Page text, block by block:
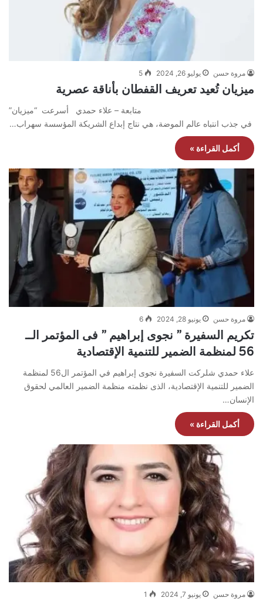
مروة حسن يوليو 26, 2024 5
ميزيان تُعيد تعريف القفطان بأناقة عصرية
متابعة – علاء حمدي أسرعت “ميزيان”
في جذب انتباه عالم الموضة، هي نتاج إبداع الشريكة المؤسسة سهراب…
أكمل القراءة »
مروة حسن يونيو 28, 2024 6
تكريم السفيرة ” نجوى إبراهيم ” فى المؤتمر الــ
56 لمنظمة الضمير للتنمية الإقتصادية
علاء حمدي شلركت السفيرة نجوى إبراهيم في المؤتمر ال56 لمنظمة
الضمير للتنمية الإقتصادية، الذى نظمته منظمة الضمير العالمي لحقوق
الإنسان…
أكمل القراءة »
مروة حسن يونيو 7, 2024 1